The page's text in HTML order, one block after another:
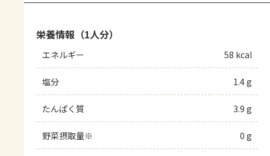
栄養情報（1人分）
エネルギー 58 kcal
塩分 1.4 g
たんぱく質 3.9 g
野菜摂取量※ 0 g